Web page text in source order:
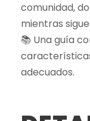
comunidad,
mientras
📚 Una guía
adecuados.